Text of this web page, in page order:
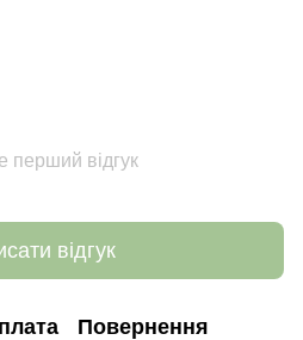
перший відгук
відгук
Повернення